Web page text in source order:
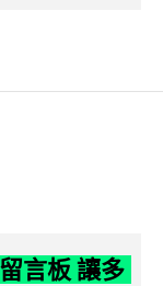
言板 讓多